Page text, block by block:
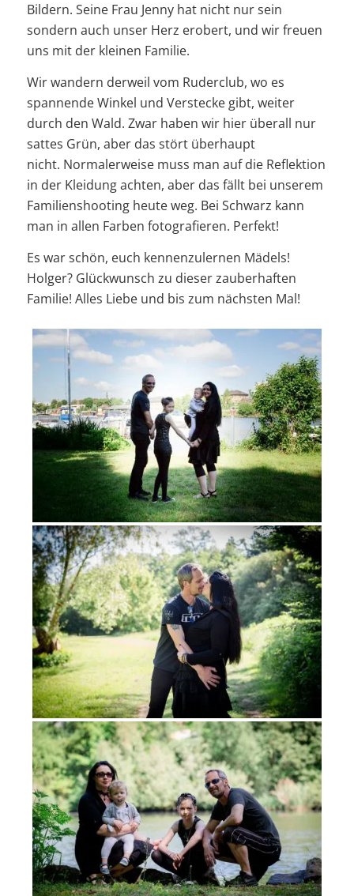
Bildern. Seine Frau Jenny hat nicht nur sein
sondern auch unser Herz erobert, und wir freuen
uns mit der kleinen Familie.
Wir wandern derweil vom Ruderclub, wo es
spannende Winkel und Verstecke gibt, weiter
durch den Wald. Zwar haben wir hier überall nur
sattes Grün, aber das stört überhaupt
nicht. Normalerweise muss man auf die Reflektion
in der Kleidung achten, aber das fällt bei unserem
Familienshooting heute weg. Bei Schwarz kann
man in allen Farben fotografieren. Perfekt!
Es war schön, euch kennenzulernen Mädels!
Holger? Glückwunsch zu dieser zauberhaften
Familie! Alles Liebe und bis zum nächsten Mal!